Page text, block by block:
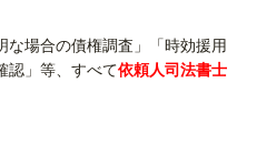
場合の債権調査」「時効援用
認」等、すべて依頼人司法書士